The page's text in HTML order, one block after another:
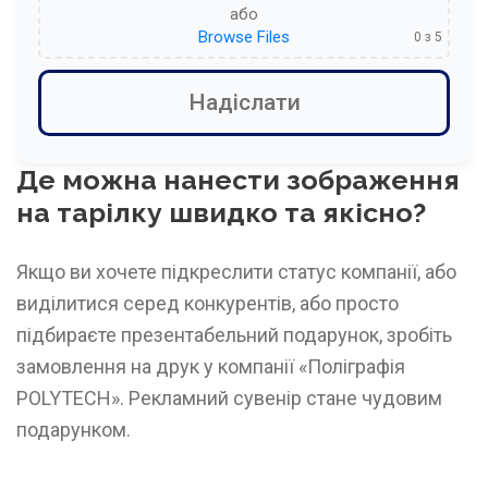
Де можна нанести зображення
на тарілку швидко та якісно?
Якщо ви хочете підкреслити статус компанії, або
виділитися серед конкурентів, або просто
підбираєте презентабельний подарунок, зробіть
замовлення на друк у компанії «Поліграфія
POLYTECH». Рекламний сувенір стане чудовим
подарунком.
або
Browse Files
0 з 5